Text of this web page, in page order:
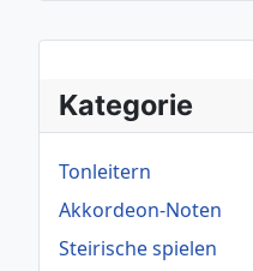
Kategorie
Tonleitern
Akkordeon-Noten
Steirische spielen